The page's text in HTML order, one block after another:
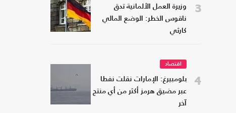
3
وزيرة العمل الألمانية تدق
ناقوس الخطر: الوضع المالي
كارثي
4
اقتصاد
بلومبيرغ: الإمارات نقلت نفطا
عبر مضيق هرمز أكثر من أي منتج
آخر